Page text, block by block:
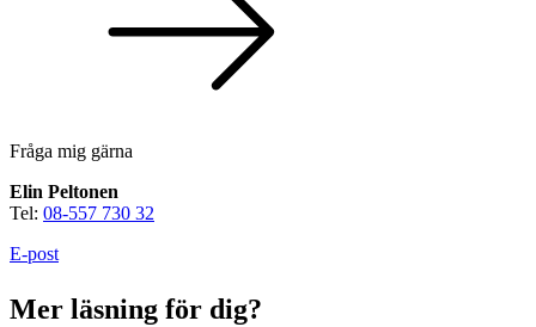
Fråga mig gärna
Elin Peltonen
Tel: 08-557 730 32
E-post
Mer läsning för dig?